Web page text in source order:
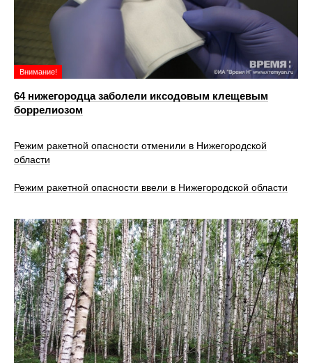
Внимание!
64 нижегородца заболели иксодовым клещевым
боррелиозом
Режим ракетной опасности отменили в Нижегородской
области
Режим ракетной опасности ввели в Нижегородской области